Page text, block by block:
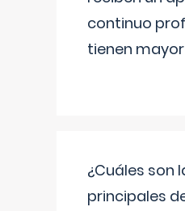
continuo
tienen
¿Cuáles son
principales